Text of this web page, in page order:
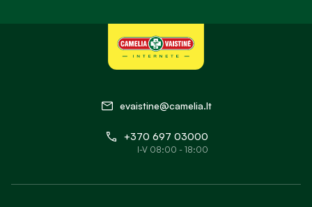
evaistine@camelia.lt
+370 697 03000
I-V 08:00 - 18:00